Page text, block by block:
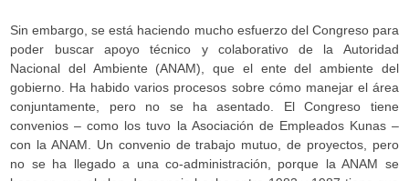
Sin embargo, se está haciendo mucho esfuerzo del Congreso para
poder buscar apoyo técnico y colaborativo de la Autoridad
Nacional del Ambiente (ANAM), que el ente del ambiente del
gobierno. Ha habido varios procesos sobre cómo manejar el área
conjuntamente, pero no se ha asentado. El Congreso tiene
convenios – como los tuvo la Asociación de Empleados Kunas –
con la ANAM. Un convenio de trabajo mutuo, de proyectos, pero
no se ha llegado a una co-administración, porque la ANAM se